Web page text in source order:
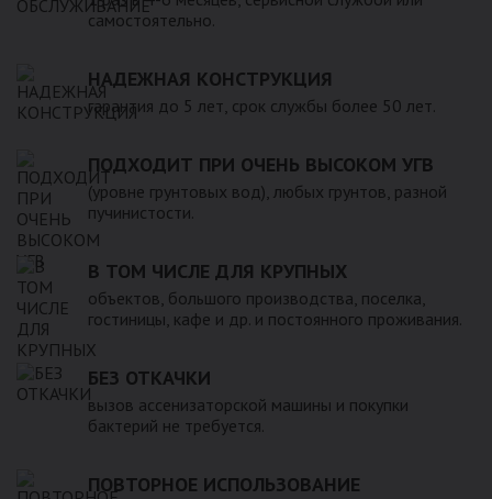
самостоятельно.
НАДЕЖНАЯ КОНСТРУКЦИЯ
гарантия до 5 лет, срок службы более 50 лет.
ПОДХОДИТ ПРИ ОЧЕНЬ ВЫСОКОМ УГВ
(уровне грунтовых вод), любых грунтов, разной
пучинистости.
В ТОМ ЧИСЛЕ ДЛЯ КРУПНЫХ
объектов, большого производства, поселка,
гостиницы, кафе и др. и постоянного проживания.
БЕЗ ОТКАЧКИ
вызов ассенизаторской машины и покупки
бактерий не требуется.
ПОВТОРНОЕ ИСПОЛЬЗОВАНИЕ